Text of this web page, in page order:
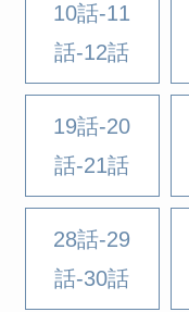
10話-11
話-12話
19話-20
話-21話
28話-29
話-30話